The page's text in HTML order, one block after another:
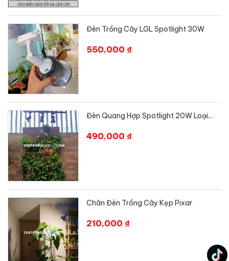
Đèn Trồng Cây LGL Spotlight 30W
550,000 ₫
Đèn Quang Hợp Spotlight 20W Loại...
490,000 ₫
Chân Đèn Trồng Cây Kẹp Pixar
210,000 ₫